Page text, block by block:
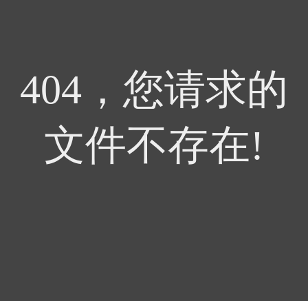
404，您请求的
文件不存在!